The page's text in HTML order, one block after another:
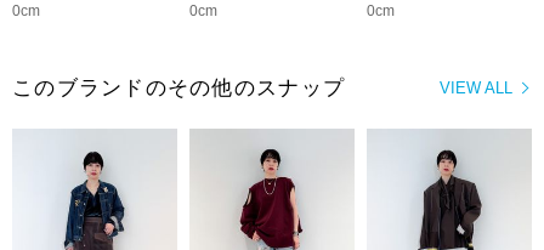
0cm
0cm
0cm
VIEW ALL
このブランドのその他のスナップ